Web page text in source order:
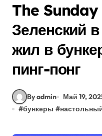
The
Зеленский
жил в
пинг-понг
By admin Май 19,
#бункеры #